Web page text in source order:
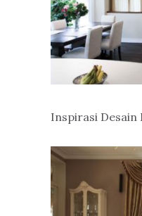
Inspirasi Desain